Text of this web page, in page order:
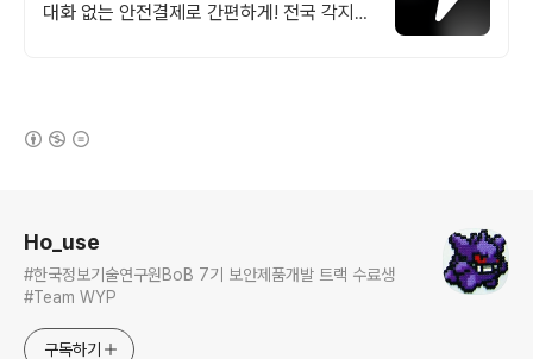
대화 없는 안전결제로 간편하게! 전국 각지에
Ho_use
#한국정보기술연구원BoB 7기 보안제품개발 트랙 수료생
#Team WYP
구독하기